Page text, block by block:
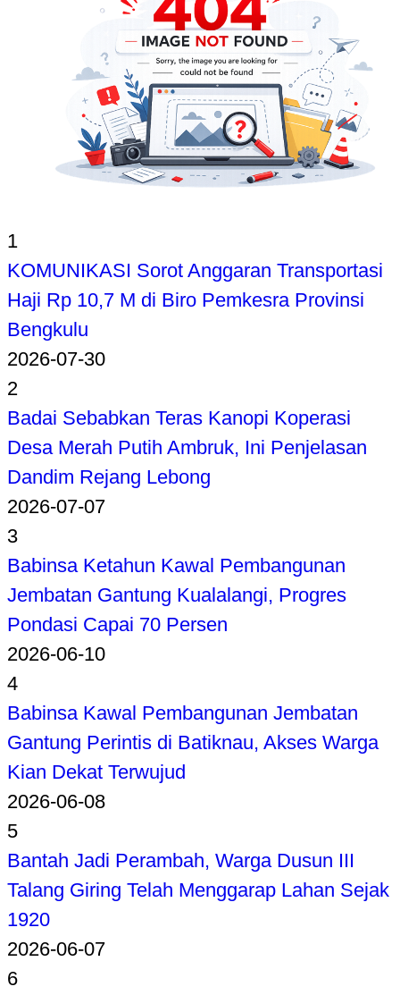
1
KOMUNIKASI Sorot Anggaran Transportasi
Haji Rp 10,7 M di Biro Pemkesra Provinsi
Bengkulu
2026-07-30
2
Badai Sebabkan Teras Kanopi Koperasi
Desa Merah Putih Ambruk, Ini Penjelasan
Dandim Rejang Lebong
2026-07-07
3
Babinsa Ketahun Kawal Pembangunan
Jembatan Gantung Kualalangi, Progres
Pondasi Capai 70 Persen
2026-06-10
4
Babinsa Kawal Pembangunan Jembatan
Gantung Perintis di Batiknau, Akses Warga
Kian Dekat Terwujud
2026-06-08
5
Bantah Jadi Perambah, Warga Dusun III
Talang Giring Telah Menggarap Lahan Sejak
1920
2026-06-07
6